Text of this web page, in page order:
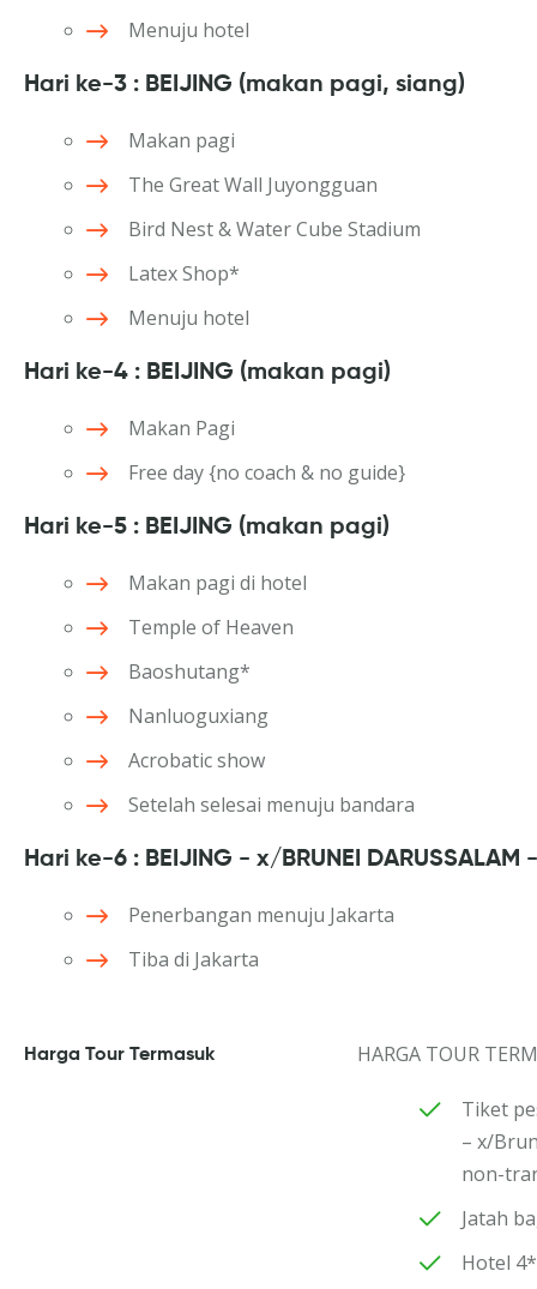
Menuju hotel
Hari ke-3 : BEIJING (makan pagi, siang)
Makan pagi
The Great Wall Juyongguan
Bird Nest & Water Cube Stadium
Latex Shop*
Menuju hotel
Hari ke-4 : BEIJING (makan pagi)
Makan Pagi
Free day {no coach & no guide}
Hari ke-5 : BEIJING (makan pagi)
Makan pagi di hotel
Temple of Heaven
Baoshutang*
Nanluoguxiang
Acrobatic show
Setelah selesai menuju bandara
Hari ke-6 : BEIJING - x/BRUNEI DARUSSALAM
Penerbangan menuju Jakarta
Tiba di Jakarta
Harga Tour Termasuk HARGA TOUR
Tiket
– x/
non-
Jatah
Hotel